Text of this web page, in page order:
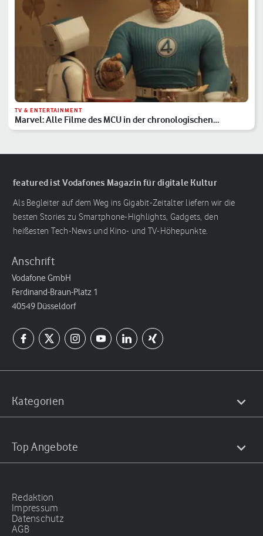
TV & ENTERTAINMENT
Marvel: Alle Filme des MCU in der chronologischen
Reihenfolge
featured ist Vodafones Magazin für digitale Kultur
Als Begleiter auf dem Weg ins Gigabit-Zeitalter liefern wir die
besten Stories zu Smartphone-Highlights, Gadgets, den
heißesten Tech-News und Kino- und TV-Höhepunkte.
Anschrift
Vodafone GmbH
Ferdinand-Braun-Platz 1
40549 Düsseldorf
Kategorien
Top Angebote
Redaktion
Impressum
Datenschutz
AGB